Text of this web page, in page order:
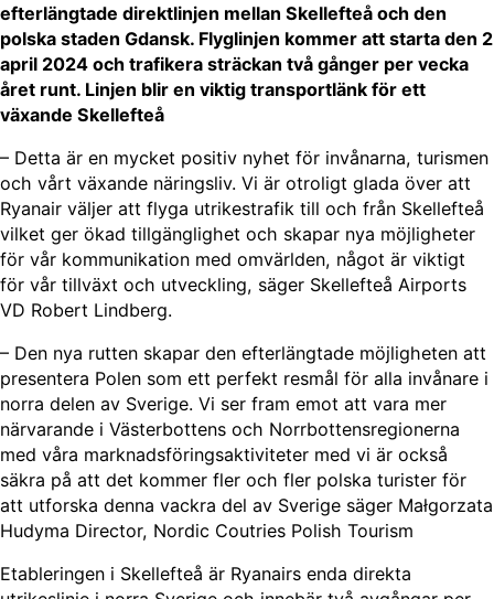
efterlängtade direktlinjen mellan Skellefteå och den
polska staden Gdansk. Flyglinjen kommer att starta den 2
april 2024 och trafikera sträckan två gånger per vecka
året runt. Linjen blir en viktig transportlänk för ett
växande Skellefteå
– Detta är en mycket positiv nyhet för invånarna, turismen
och vårt växande näringsliv. Vi är otroligt glada över att
Ryanair väljer att flyga utrikestrafik till och från Skellefteå
vilket ger ökad tillgänglighet och skapar nya möjligheter
för vår kommunikation med omvärlden, något är viktigt
för vår tillväxt och utveckling, säger Skellefteå Airports
VD Robert Lindberg.
– Den nya rutten skapar den efterlängtade möjligheten att
presentera Polen som ett perfekt resmål för alla invånare i
norra delen av Sverige. Vi ser fram emot att vara mer
närvarande i Västerbottens och Norrbottensregionerna
med våra marknadsföringsaktiviteter med vi är också
säkra på att det kommer fler och fler polska turister för
att utforska denna vackra del av Sverige säger Małgorzata
Hudyma Director, Nordic Coutries Polish Tourism
Etableringen i Skellefteå är Ryanairs enda direkta